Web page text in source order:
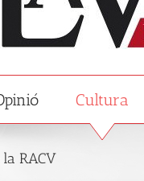
Cultura
RACV